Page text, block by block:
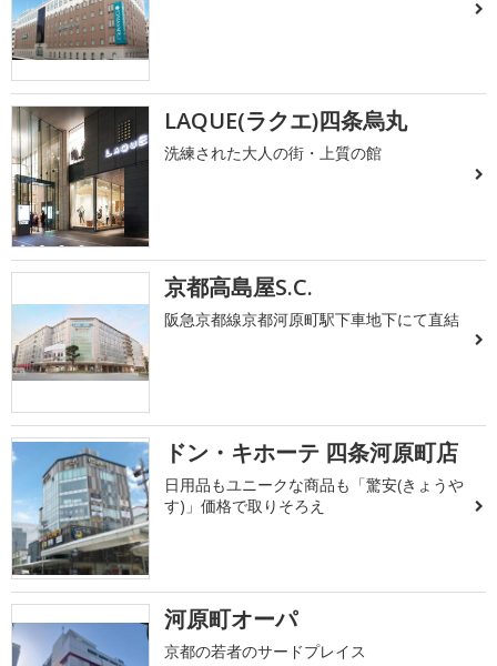
LAQUE(ラクエ)四条烏丸
洗練された大人の街・上質の館
京都高島屋S.C.
阪急京都線京都河原町駅下車地下にて直結
ドン・キホーテ 四条河原町店
日用品もユニークな商品も「驚安(きょうや
す)」価格で取りそろえ
河原町オーパ
京都の若者のサードプレイス